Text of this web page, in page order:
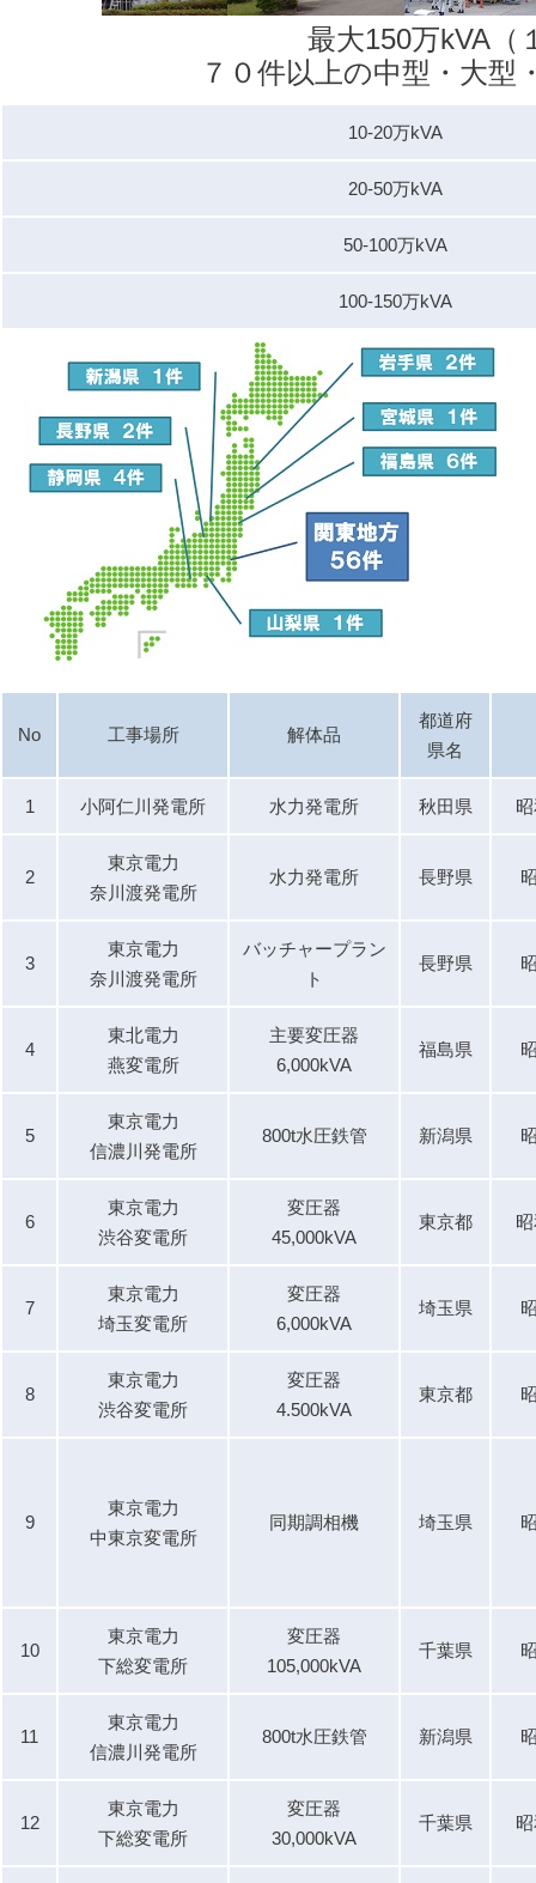
最大150万kVA（
７０件以上の中型・大型
10-20万kVA
20-50万kVA
50-100万kVA
100-150万kVA
No 工事場所 解体品
都道府
県名
1 小阿仁川発電所 水力発電所 秋田県
2
東京電力
奈川渡発電所
水力発電所 長野県
3
東京電力
奈川渡発電所
バッチャープラン
ト
長野県
4
東北電力
燕変電所
主要変圧器
6,000kVA
福島県
5
東京電力
信濃川発電所
800t水圧鉄管 新潟県
6
東京電力
渋谷変電所
変圧器
45,000kVA
東京都
7
東京電力
埼玉変電所
変圧器
6,000kVA
埼玉県
8
東京電力
渋谷変電所
変圧器
4.500kVA
東京都
9
東京電力
中東京変電所
同期調相機 埼玉県
10
東京電力
下総変電所
変圧器
105,000kVA
千葉県
11
東京電力
信濃川発電所
800t水圧鉄管 新潟県
12
東京電力
下総変電所
変圧器
30,000kVA
千葉県